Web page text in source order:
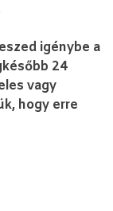
igénybe a
24
vagy
hogy erre